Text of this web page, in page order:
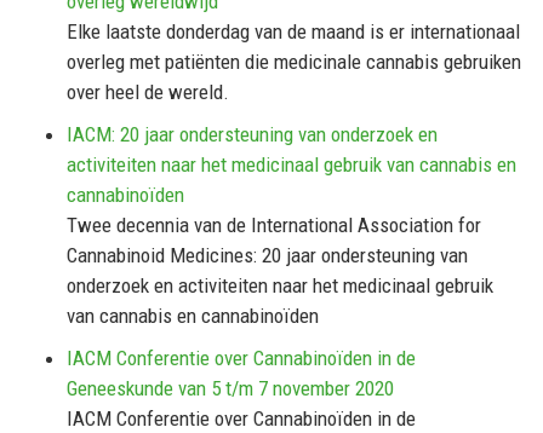
Elke laatste donderdag van de maand is er internationaal
overleg met patiënten die medicinale cannabis gebruiken
over heel de wereld.
IACM: 20 jaar ondersteuning van onderzoek en
activiteiten naar het medicinaal gebruik van cannabis en
cannabinoïden
Twee decennia van de International Association for
Cannabinoid Medicines: 20 jaar ondersteuning van
onderzoek en activiteiten naar het medicinaal gebruik
van cannabis en cannabinoïden
IACM Conferentie over Cannabinoïden in de
Geneeskunde van 5 t/m 7 november 2020
IACM Conferentie over Cannabinoïden in de